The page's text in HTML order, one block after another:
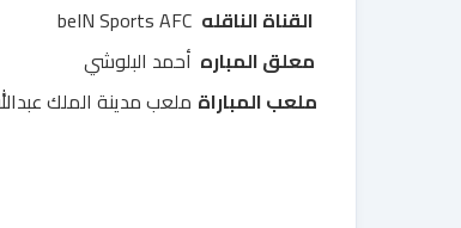
القناة الناقله beIN Sports AFC
معلق المباره أحمد البلوشي
ملعب المباراة ملعب مدينة الملك